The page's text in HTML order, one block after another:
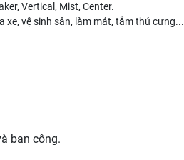
Vertical, Mist, Center.
xe, vệ sinh sân, làm mát, tắm thú cưng...
ban công.